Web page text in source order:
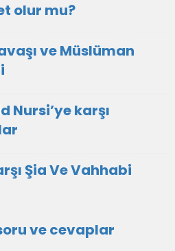
olur mu?
ve Müslüman
Nursi’ye karşı
Şia Ve Vahhabi
ve cevaplar